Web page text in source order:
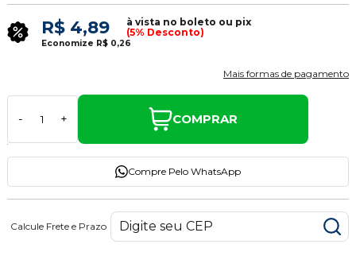
R$ 4,89
à vista no boleto ou pix
(5% Desconto)
Economize R$ 0,26
Mais formas de pagamento
- + COMPRAR
Compre Pelo WhatsApp
Calcule Frete e Prazo